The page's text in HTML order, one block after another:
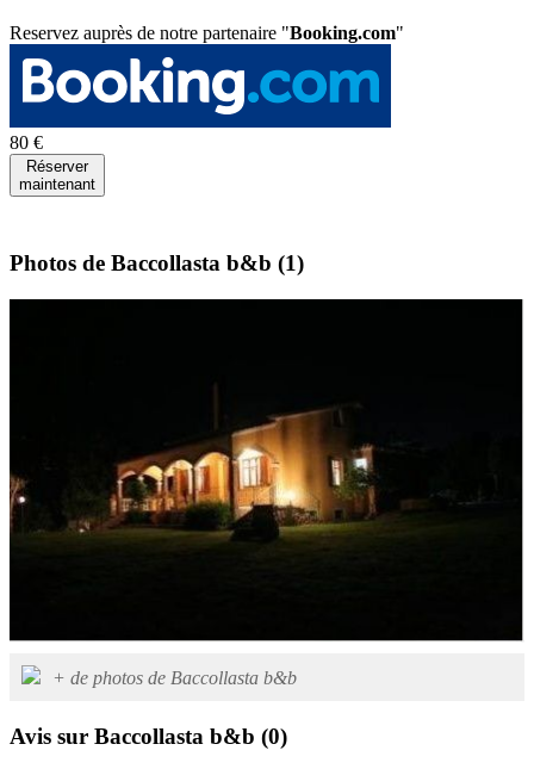
Reservez auprès de notre partenaire "Booking.com"
80 €
Réserver
maintenant
Photos de Baccollasta b&b (1)
+ de photos de Baccollasta b&b
Avis sur Baccollasta b&b (0)